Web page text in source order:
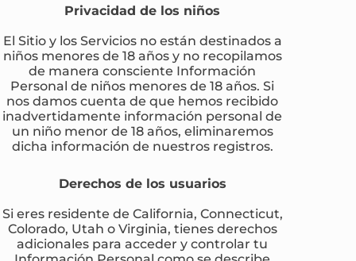
Privacidad de los niños
El Sitio y los Servicios no están destinados a
niños menores de 18 años y no recopilamos
de manera consciente Información
Personal de niños menores de 18 años. Si
nos damos cuenta de que hemos recibido
inadvertidamente información personal de
un niño menor de 18 años, eliminaremos
dicha información de nuestros registros.
Derechos de los usuarios
Si eres residente de California, Connecticut,
Colorado, Utah o Virginia, tienes derechos
adicionales para acceder y controlar tu